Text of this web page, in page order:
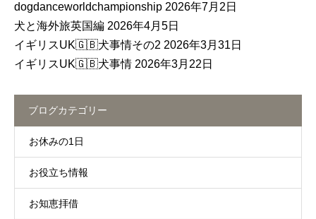
dogdanceworldchampionship 2026年7月2日
犬と海外旅英国編 2026年4月5日
イギリスUK🇬🇧犬事情その2 2026年3月31日
イギリスUK🇬🇧犬事情 2026年3月22日
ブログカテゴリー
お休みの1日
お役立ち情報
お知恵拝借